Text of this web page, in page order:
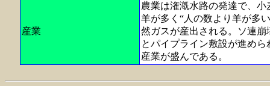
産業
農業は潅漑水路の発達で、
羊が多く“人の数より羊が多
然ガスが産出される。ソ連
とパイプライン敷設が進め
産業が盛んである。